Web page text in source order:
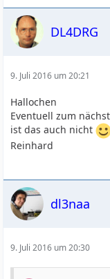
DL4DRG
9. Juli 2016 um 20:21
Hallochen
Eventuell zum
ist das auch nicht
Reinhard
dl3naa
9. Juli 2016 um 20:30